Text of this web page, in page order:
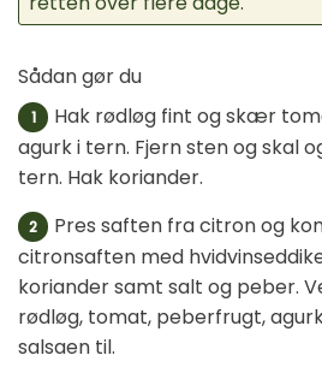
Sådan gør du
1
Hak rødløg fint og skær
agurk i tern. Fjern sten og skal
tern. Hak koriander.
2
Pres saften fra citron og
citronsaften med
koriander samt salt og peber.
rødløg, tomat, peberfrugt,
salsaen til.